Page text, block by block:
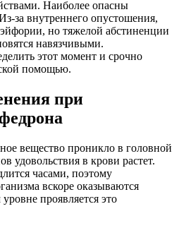
Наиболее опасны
за внутреннего опустошения,
но тяжелой абстиненции
навязчивыми.
этот момент и срочно
помощью.
при
вещество проникло в головной
удовольствия в крови растет.
часами, поэтому
вскоре оказываются
проявляется это